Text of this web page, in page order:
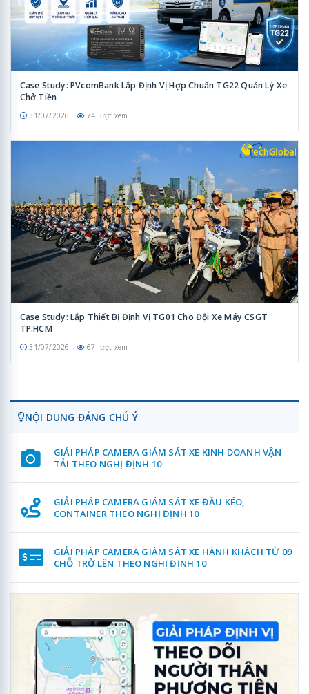
Case Study: PVcomBank Lắp Định Vị Hợp Chuẩn TG22 Quản Lý Xe
Chở Tiền
31/07/2026 74 lượt xem
Case Study: Lắp Thiết Bị Định Vị TG01 Cho Đội Xe Máy CSGT
TP.HCM
31/07/2026 67 lượt xem
NỘI DUNG ĐÁNG CHÚ Ý
GIẢI PHÁP CAMERA GIÁM SÁT XE KINH DOANH VẬN
TẢI THEO NGHỊ ĐỊNH 10
GIẢI PHÁP CAMERA GIÁM SÁT XE ĐẦU KÉO,
CONTAINER THEO NGHỊ ĐỊNH 10
GIẢI PHÁP CAMERA GIÁM SÁT XE HÀNH KHÁCH TỪ 09
CHỖ TRỞ LÊN THEO NGHỊ ĐỊNH 10